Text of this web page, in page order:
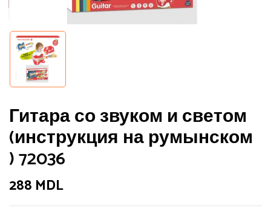
Гитара со звуком и светом
(инструкция на румынском
) 72036
288 MDL